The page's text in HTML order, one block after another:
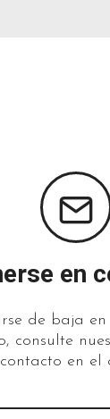
en
de baja
consulte
contacto en el